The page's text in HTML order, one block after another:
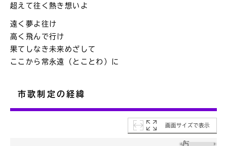
超えて往く熱き想いよ
遠く夢よ往け
高く飛んで行け
果てしなき未来めざして
ここから常永遠（とことわ）に
市歌制定の経緯
画面サイズで表示